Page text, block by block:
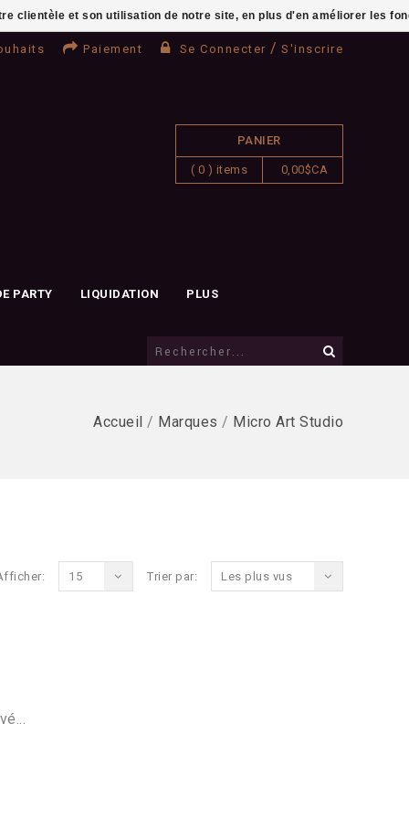
Paiement Se Connecter / S'inscrire
PANIER
( 0 ) items 0,00$CA
PARTY LIQUIDATION PLUS
Accueil / Marques / Micro Art Studio
Trier par: Les plus vus
15
clientèle et son utilisation de notre site, en plus d'en améliorer les